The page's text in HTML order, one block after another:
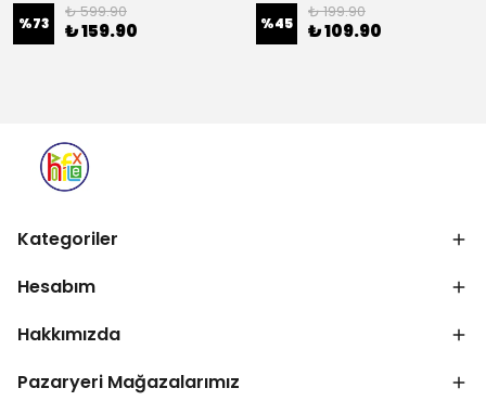
%73
₺ 599.90
₺ 159.90 %45
₺ 199.90
₺ 109.90
Kategoriler
Hesabım
Hakkımızda
Pazaryeri Mağazalarımız